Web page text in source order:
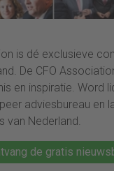
is dé exclusieve
De CFO
en inspiratie. Word
adviesbureau en
van Nederland.
de gratis